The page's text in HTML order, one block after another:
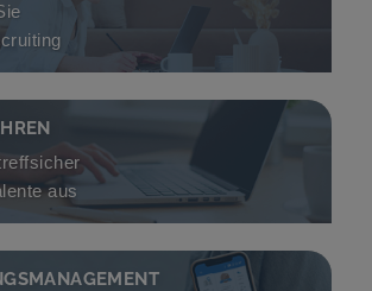
E-Recruiting
aus